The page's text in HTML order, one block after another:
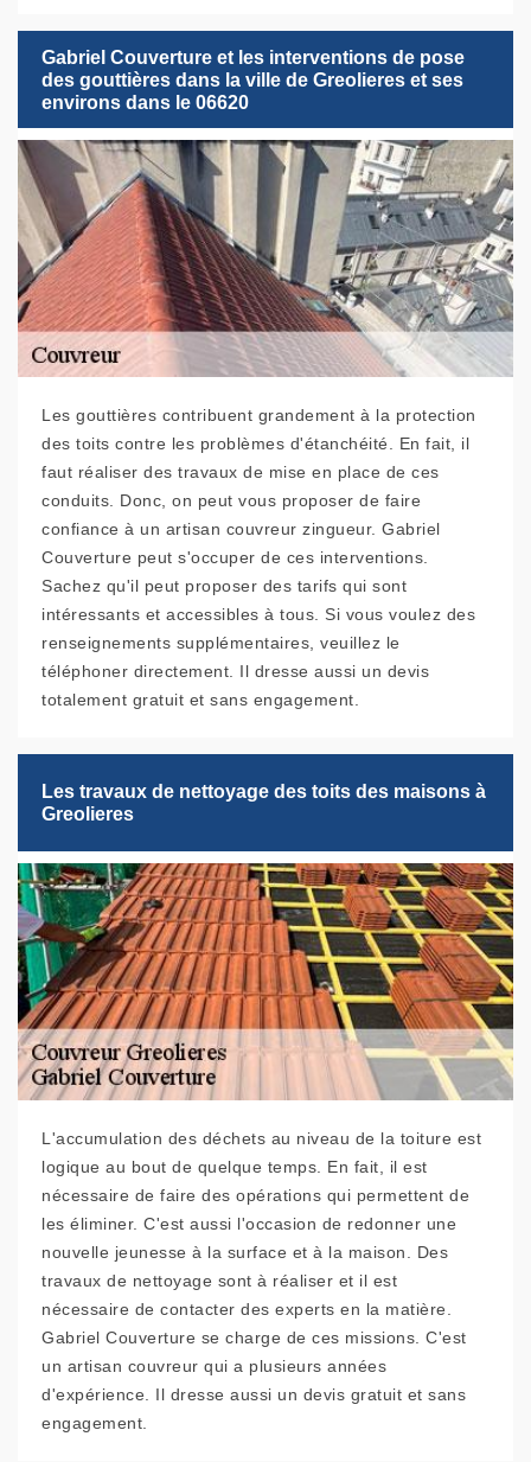
Gabriel Couverture et les interventions de pose
des gouttières dans la ville de Greolieres et ses
environs dans le 06620
Les gouttières contribuent grandement à la protection
des toits contre les problèmes d'étanchéité. En fait, il
faut réaliser des travaux de mise en place de ces
conduits. Donc, on peut vous proposer de faire
confiance à un artisan couvreur zingueur. Gabriel
Couverture peut s'occuper de ces interventions.
Sachez qu'il peut proposer des tarifs qui sont
intéressants et accessibles à tous. Si vous voulez des
renseignements supplémentaires, veuillez le
téléphoner directement. Il dresse aussi un devis
totalement gratuit et sans engagement.
Les travaux de nettoyage des toits des maisons à
Greolieres
L'accumulation des déchets au niveau de la toiture est
logique au bout de quelque temps. En fait, il est
nécessaire de faire des opérations qui permettent de
les éliminer. C'est aussi l'occasion de redonner une
nouvelle jeunesse à la surface et à la maison. Des
travaux de nettoyage sont à réaliser et il est
nécessaire de contacter des experts en la matière.
Gabriel Couverture se charge de ces missions. C'est
un artisan couvreur qui a plusieurs années
d'expérience. Il dresse aussi un devis gratuit et sans
engagement.